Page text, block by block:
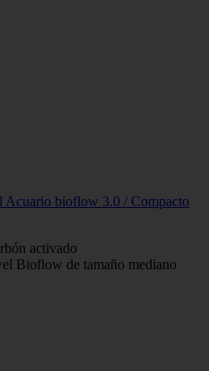
bioflow 3.0 / Compacto
activado
Bioflow de tamaño mediano